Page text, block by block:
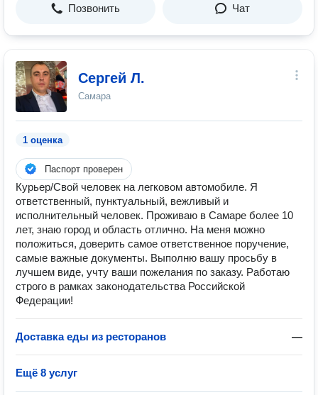
Позвонить Чат
Сергей Л.
Самара
1 оценка
Паспорт проверен
Курьер/Свой человек на легковом автомобиле. Я
ответственный, пунктуальный, вежливый и
исполнительный человек. Проживаю в Самаре более 10
лет, знаю город и область отлично. На меня можно
положиться, доверить самое ответственное поручение,
самые важные документы. Выполню вашу просьбу в
лучшем виде, учту ваши пожелания по заказу. Работаю
строго в рамках законодательства Российской
Федерации!
Доставка еды из ресторанов —
Ещё 8 услуг